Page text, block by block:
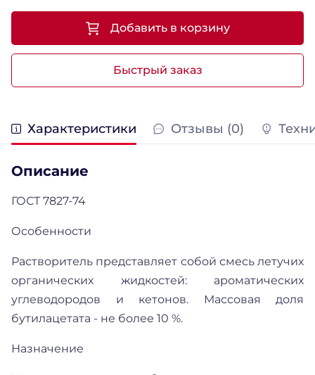
Быстрый заказ
Добавить в корзину
Характеристики Отзывы (0)
Описание
ГОСТ 7827-74
Особенности
Растворитель представляет собой смесь летучих
органических жидкостей: ароматических
углеводородов и кетонов. Массовая доля
бутилацетата - не более 10 %.
Назначение